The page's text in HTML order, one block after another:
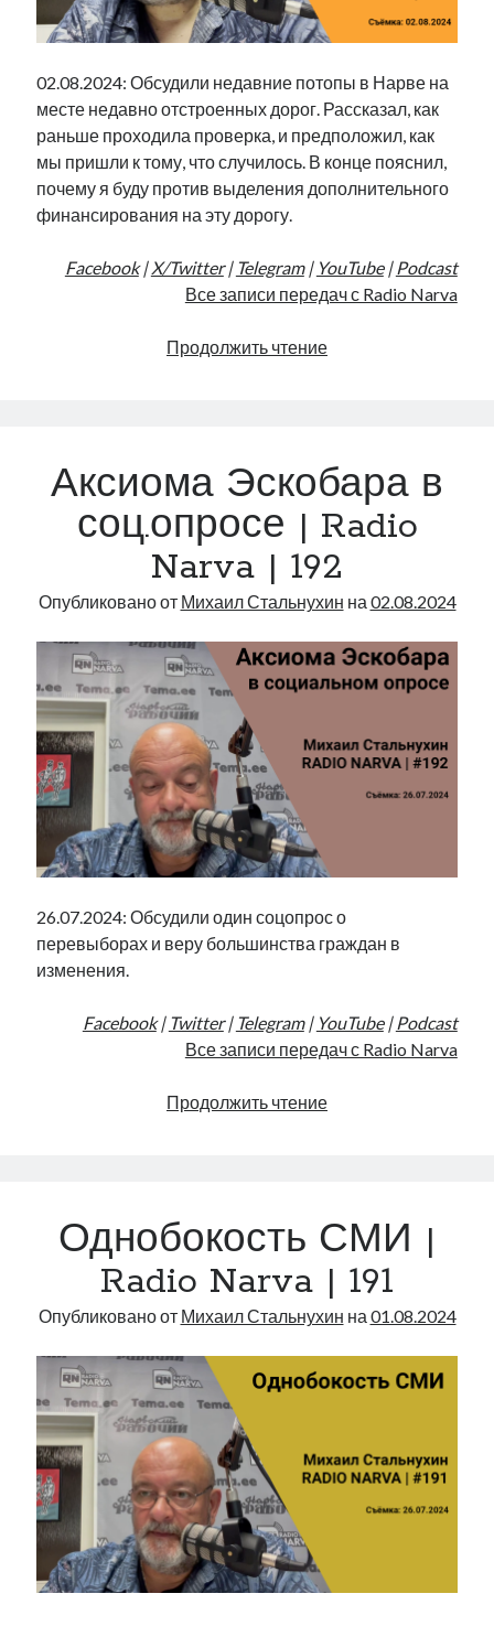
02.08.2024: Обсудили недавние потопы в Нарве на
месте недавно отстроенных дорог. Рассказал, как
раньше проходила проверка, и предположил, как
мы пришли к тому, что случилось. В конце пояснил,
почему я буду против выделения дополнительного
финансирования на эту дорогу.
Facebook| X/Twitter| Telegram| YouTube| Podcast
Все записи передач с Radio Narva
Продолжить чтениеНарвский
|
Аксиома Эскобара в
соц.опросе | Radio
Narva | 192
Опубликовано от Михаил Стальнухин на 02.08.2024
26.07.2024: Обсудили один соцопрос о
перевыборах и веру большинства граждан в
изменения.
Facebook| Twitter| Telegram| YouTube| Podcast
Все записи передач с Radio Narva
Продолжить чтениеАксиома
Radio
192
Однобокость СМИ |
Radio Narva | 191
Опубликовано от Михаил Стальнухин на 01.08.2024